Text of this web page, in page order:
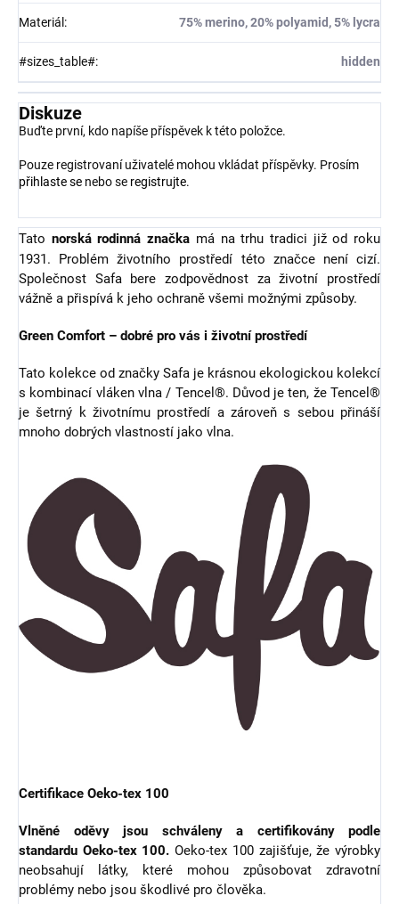
Materiál : 75% merino, 20% polyamid, 5% lycra
#sizes_table#: hidden
Diskuze
Buďte první, kdo napíše příspěvek k této položce.
Pouze registrovaní uživatelé mohou vkládat příspěvky. Prosím
přihlaste se nebo se registrujte.
Tato norská rodinná značka má na trhu tradici již od roku
1931. Problém životního prostředí této značce není cizí.
Společnost Safa bere zodpovědnost za životní prostředí
vážně a přispívá k jeho ochraně všemi možnými způsoby.
Green Comfort – dobré pro vás i životní prostředí
Tato kolekce od značky Safa je krásnou ekologickou kolekcí
s kombinací vláken vlna / Tencel®. Důvod je ten, že Tencel®
je šetrný k životnímu prostředí a zároveň s sebou přináší
mnoho dobrých vlastností jako vlna.
Certifikace Oeko-tex 100
Vlněné oděvy jsou schváleny a certifikovány podle
standardu Oeko-tex 100. Oeko-tex 100 zajišťuje, že výrobky
neobsahují látky, které mohou způsobovat zdravotní
problémy nebo jsou škodlivé pro člověka.